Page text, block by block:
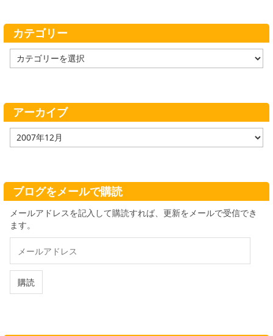
カテゴリー
テ
ー
アーカイブ
ア
ー
ブ
ブログをメールで購読
メールアドレスを記入して購読すれば、更新をメールで受信でき
ます。
ル
ド
購読